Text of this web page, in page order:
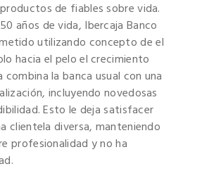
de fiables sobre vida.
años de vida, Ibercaja Banco
utilizando concepto de el
hacia el pelo el crecimiento
combina la banca usual con una
incluyendo novedosas
Esto le deja satisfacer
clientela diversa, manteniendo
profesionalidad y no ha